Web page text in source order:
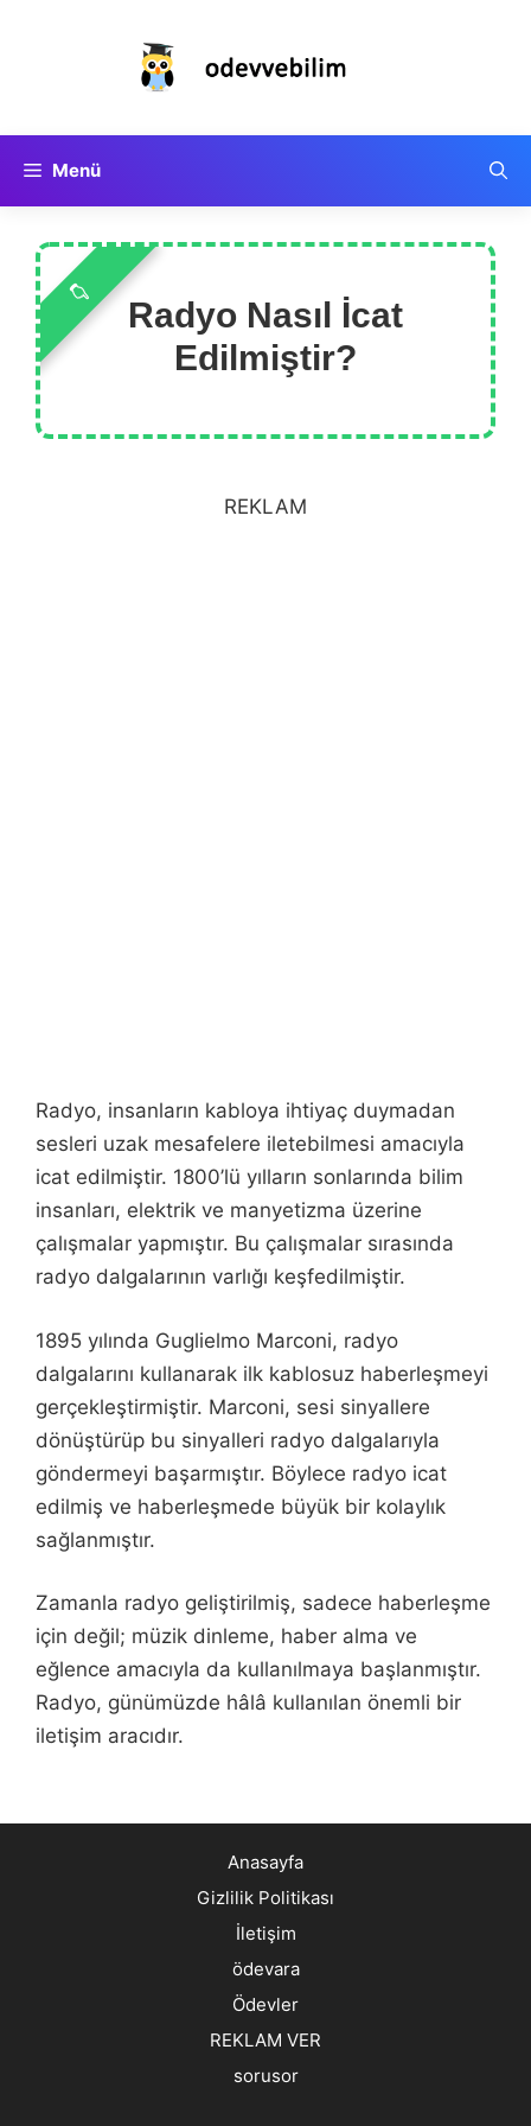
Menü
Radyo Nasıl İcat
Edilmiştir?
REKLAM
Radyo, insanların kabloya ihtiyaç duymadan
sesleri uzak mesafelere iletebilmesi amacıyla
icat edilmiştir. 1800’lü yılların sonlarında bilim
insanları, elektrik ve manyetizma üzerine
çalışmalar yapmıştır. Bu çalışmalar sırasında
radyo dalgalarının varlığı keşfedilmiştir.
1895 yılında Guglielmo Marconi, radyo
dalgalarını kullanarak ilk kablosuz haberleşmeyi
gerçekleştirmiştir. Marconi, sesi sinyallere
dönüştürüp bu sinyalleri radyo dalgalarıyla
göndermeyi başarmıştır. Böylece radyo icat
edilmiş ve haberleşmede büyük bir kolaylık
sağlanmıştır.
Zamanla radyo geliştirilmiş, sadece haberleşme
için değil; müzik dinleme, haber alma ve
eğlence amacıyla da kullanılmaya başlanmıştır.
Radyo, günümüzde hâlâ kullanılan önemli bir
iletişim aracıdır.
Anasayfa
Gizlilik Politikası
İletişim
ödevara
Ödevler
REKLAM VER
sorusor